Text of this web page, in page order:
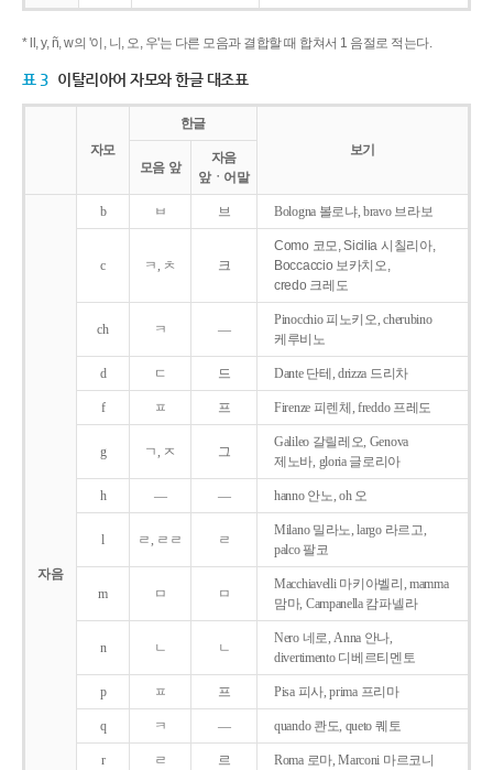
* ll, y, ñ, w의 '이, 니, 오, 우'는 다른 모음과 결합할 때 합쳐서 1 음절로 적는다.
표 3 이탈리아어 자모와 한글 대조표
자모
한글
보기
모음 앞
자음
앞ㆍ어말
자음
b ㅂ 브 Bologna 볼로냐, bravo 브라보
c ㅋ, ㅊ 크
Como 코모, Sicilia 시칠리아,
Boccaccio 보카치오,
credo 크레도
ch ㅋ ―
Pinocchio 피노키오, cherubino
케루비노
d ㄷ 드 Dante 단테, drizza 드리차
f ㅍ 프 Firenze 피렌체, freddo 프레도
g ㄱ, ㅈ 그
Galileo 갈릴레오, Genova
제노바, gloria 글로리아
h ― ― hanno 안노, oh 오
l ㄹ, ㄹㄹ ㄹ
Milano 밀라노, largo 라르고,
palco 팔코
m ㅁ ㅁ
Macchiavelli 마키아벨리, mamma
맘마, Campanella 캄파넬라
n ㄴ ㄴ
Nero 네로, Anna 안나,
divertimento 디베르티멘토
p ㅍ 프 Pisa 피사, prima 프리마
q ㅋ ― quando 콴도, queto 퀘토
r ㄹ 르 Roma 로마, Marconi 마르코니